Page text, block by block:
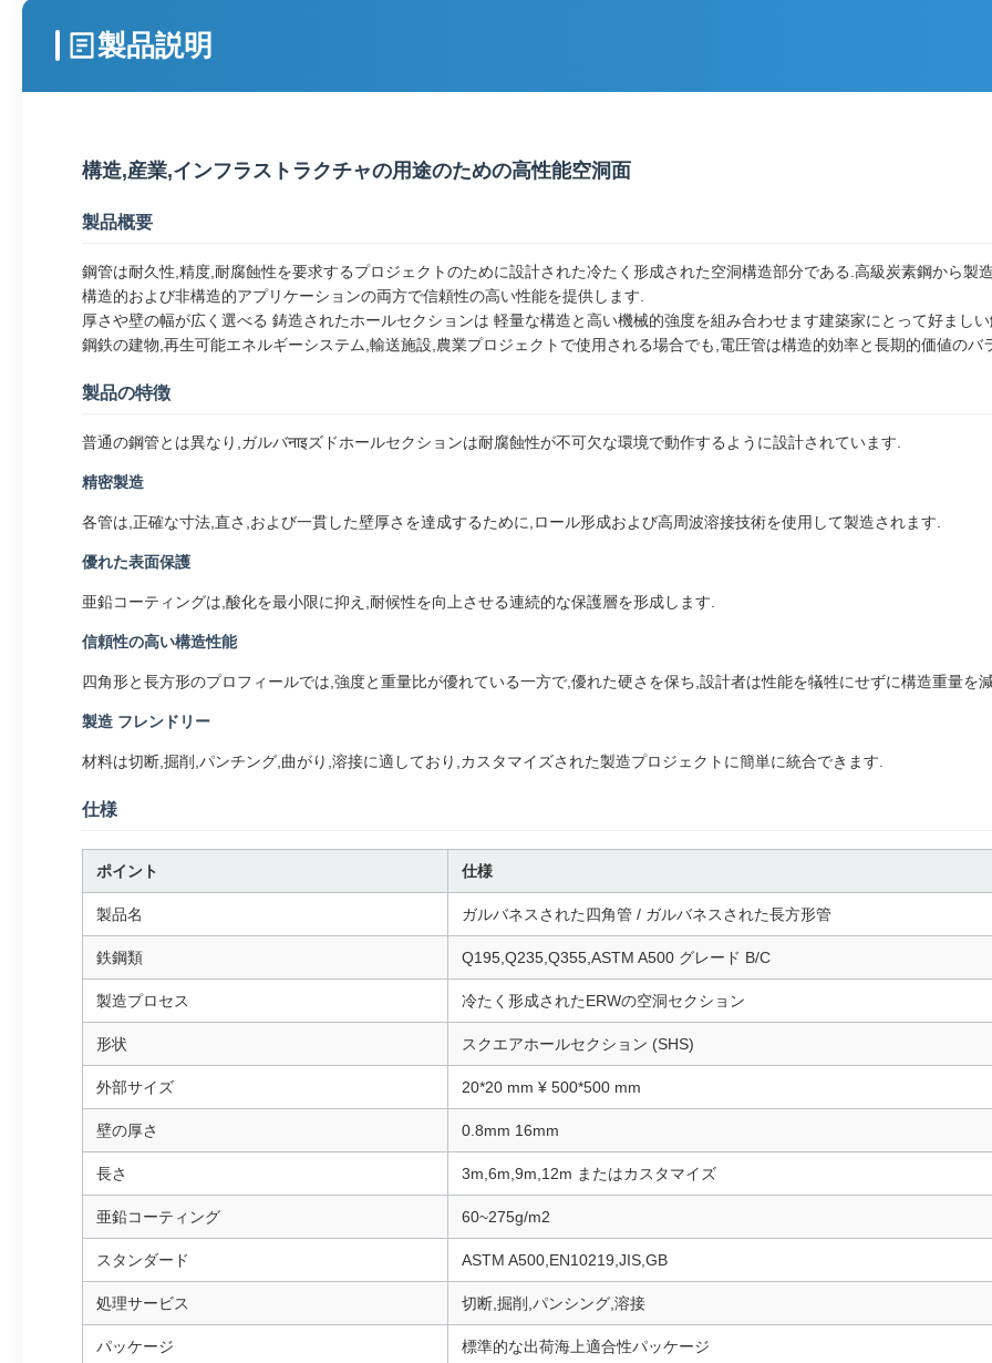
製品説明
構造,産業,インフラストラクチャの用途のための高性能空洞面
製品概要
鋼管は耐久性,精度,耐腐蝕性を要求するプロジェクトのために設計された冷たく形成された空洞構造部分である.高級炭素鋼から製
構造的および非構造的アプリケーションの両方で信頼性の高い性能を提供します.
厚さや壁の幅が広く選べる 鋳造されたホールセクションは 軽量な構造と高い機械的強度を組み合わせます建築家にとって好まし
鋼鉄の建物,再生可能エネルギーシステム,輸送施設,農業プロジェクトで使用される場合でも,電圧管は構造的効率と長期的価値のバ
製品の特徴
普通の鋼管とは異なり,ガルバनाइズドホールセクションは耐腐蝕性が不可欠な環境で動作するように設計されています.
精密製造
各管は,正確な寸法,直さ,および一貫した壁厚さを達成するために,ロール形成および高周波溶接技術を使用して製造されます.
優れた表面保護
亜鉛コーティングは,酸化を最小限に抑え,耐候性を向上させる連続的な保護層を形成します.
信頼性の高い構造性能
四角形と長方形のプロフィールでは,強度と重量比が優れている一方で,優れた硬さを保ち,設計者は性能を犠牲にせずに構造重量を
製造 フレンドリー
材料は切断,掘削,パンチング,曲がり,溶接に適しており,カスタマイズされた製造プロジェクトに簡単に統合できます.
仕様
ポイント 仕様
製品名 ガルバネスされた四角管 / ガルバネスされた長方形管
鉄鋼類 Q195,Q235,Q355,ASTM A500 グレード B/C
製造プロセス 冷たく形成されたERWの空洞セクション
形状 スクエアホールセクション (SHS)
外部サイズ 20*20 mm ¥ 500*500 mm
壁の厚さ 0.8mm 16mm
長さ 3m,6m,9m,12m またはカスタマイズ
亜鉛コーティング 60~275g/m2
スタンダード ASTM A500,EN10219,JIS,GB
処理サービス 切断,掘削,パンシング,溶接
パッケージ 標準的な出荷海上適合性パッケージ